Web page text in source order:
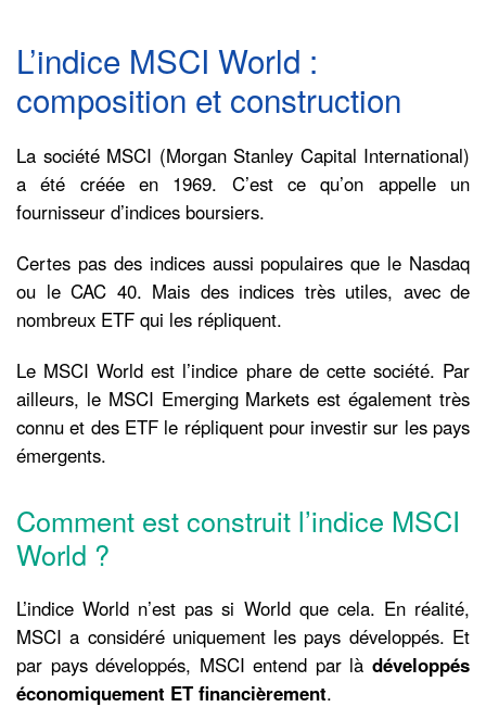
L’indice MSCI World :
composition et construction
La société MSCI (Morgan Stanley Capital International)
a été créée en 1969. C’est ce qu’on appelle un
fournisseur d’indices boursiers.
Certes pas des indices aussi populaires que le Nasdaq
ou le CAC 40. Mais des indices très utiles, avec de
nombreux ETF qui les répliquent.
Le MSCI World est l’indice phare de cette société. Par
ailleurs, le MSCI Emerging Markets est également très
connu et des ETF le répliquent pour investir sur les pays
émergents.
Comment est construit l’indice MSCI
World ?
L’indice World n’est pas si World que cela. En réalité,
MSCI a considéré uniquement les pays développés. Et
par pays développés, MSCI entend par là développés
économiquement ET financièrement.